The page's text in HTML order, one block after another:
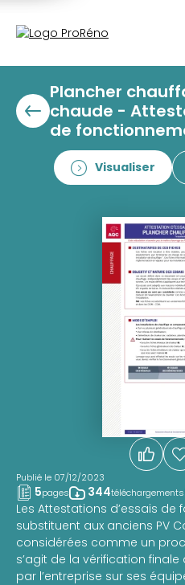
Plancher
chaude -
de
Visualiser
Publié le 07/12/2023
5pages 344téléchargements
Les Attestations d’essais de
substituent aux anciens PV
considérées comme un
s’agit de la vérification
par l’entreprise sur ses